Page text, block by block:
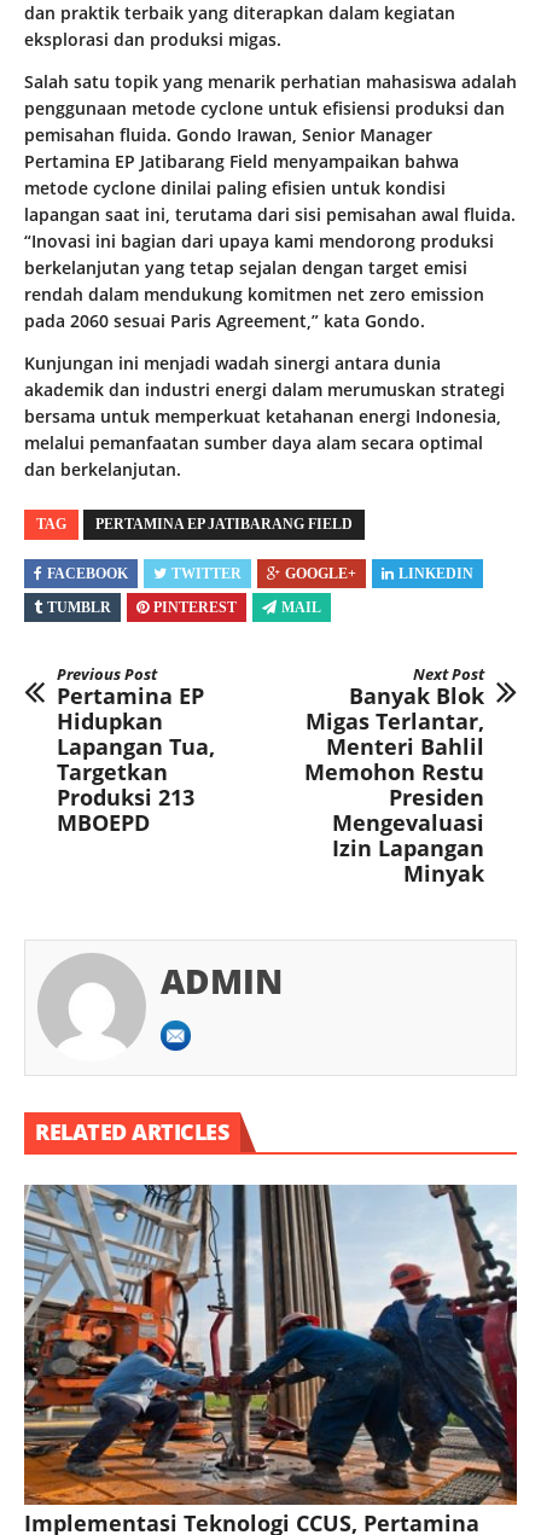
dan praktik terbaik yang diterapkan dalam kegiatan
eksplorasi dan produksi migas.
Salah satu topik yang menarik perhatian mahasiswa adalah
penggunaan metode cyclone untuk efisiensi produksi dan
pemisahan fluida. Gondo Irawan, Senior Manager
Pertamina EP Jatibarang Field menyampaikan bahwa
metode cyclone dinilai paling efisien untuk kondisi
lapangan saat ini, terutama dari sisi pemisahan awal fluida.
“Inovasi ini bagian dari upaya kami mendorong produksi
berkelanjutan yang tetap sejalan dengan target emisi
rendah dalam mendukung komitmen net zero emission
pada 2060 sesuai Paris Agreement,” kata Gondo.
Kunjungan ini menjadi wadah sinergi antara dunia
akademik dan industri energi dalam merumuskan strategi
bersama untuk memperkuat ketahanan energi Indonesia,
melalui pemanfaatan sumber daya alam secara optimal
dan berkelanjutan.
TAG PERTAMINA EP JATIBARANG FIELD
FACEBOOK TWITTER GOOGLE+
LINKEDIN
TUMBLR
PINTEREST MAIL
Previous Post
Pertamina EP
Hidupkan
Lapangan Tua,
Targetkan
Produksi 213
MBOEPD
Next Post
Banyak Blok
Migas Terlantar,
Menteri Bahlil
Memohon Restu
Presiden
Mengevaluasi
Izin Lapangan
Minyak
ADMIN
RELATED ARTICLES
Implementasi Teknologi CCUS, Pertamina